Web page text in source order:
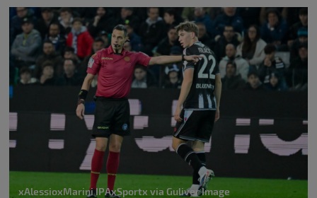
xAlessioxMarini IPAxSportx via Guliver Image